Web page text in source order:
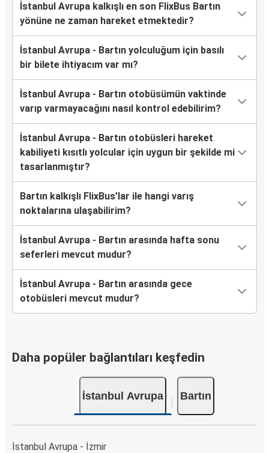
İstanbul Avrupa kalkışlı en son FlixBus Bartın
yönüne ne zaman hareket etmektedir?
İstanbul Avrupa - Bartın yolculuğum için basılı
bir bilete ihtiyacım var mı?
İstanbul Avrupa - Bartın otobüsümün vaktinde
varıp varmayacağını nasıl kontrol edebilirim?
İstanbul Avrupa - Bartın otobüsleri hareket
kabiliyeti kısıtlı yolcular için uygun bir şekilde mi
tasarlanmıştır?
Bartın kalkışlı FlixBus’lar ile hangi varış
noktalarına ulaşabilirim?
İstanbul Avrupa - Bartın arasında hafta sonu
seferleri mevcut mudur?
İstanbul Avrupa - Bartın arasında gece
otobüsleri mevcut mudur?
Daha popüler bağlantıları keşfedin
İstanbul Avrupa Bartın
İstanbul Avrupa - İzmir